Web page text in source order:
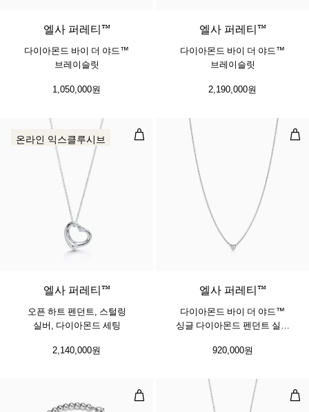
​​엘사 퍼레티™
다이아몬드 바이 더 야드™
브레이슬릿
1,050,000원
​​엘사 퍼레티™
다이아몬드 바이 더 야드™
브레이슬릿
2,190,000원
오픈 하트 펜던트, 스털링 실버, 다
온라인 익스클루시브
엘사 퍼레티™
오픈 하트 펜던트, 스털링
실버, 다이아몬드 세팅
2,140,000원
다
엘사 퍼레티™
다이아몬드 바이 더 야드™
싱글 다이아몬드 펜던트 실버
920,000원
비드 브레이슬릿, 실버, 다이아몬드
하